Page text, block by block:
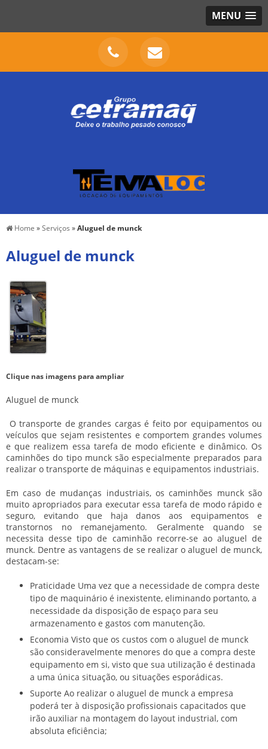
MENU
Home »Serviços »Aluguel de munck
Aluguel de munck
Clique nas imagens para ampliar
Aluguel de munck
O transporte de grandes cargas é feito por equipamentos ou
veículos que sejam resistentes e comportem grandes volumes
e que realizem essa tarefa de modo eficiente e dinâmico. Os
caminhões do tipo munck são especialmente preparados para
realizar o transporte de máquinas e equipamentos industriais.
Em caso de mudanças industriais, os caminhões munck são
muito apropriados para executar essa tarefa de modo rápido e
seguro, evitando que haja danos aos equipamentos e
transtornos no remanejamento. Geralmente quando se
necessita desse tipo de caminhão recorre-se ao aluguel de
munck. Dentre as vantagens de se realizar oaluguel de munck,
destacam-se:
Praticidade Uma vez que a necessidade de compra deste
tipo de maquinário é inexistente, eliminando portanto, a
necessidade da disposição de espaço para seu
armazenamento e gastos com manutenção.
Economia Visto que os custos com o aluguel de munck
são consideravelmente menores do que a compra deste
equipamento em si, visto que sua utilização é destinada
a uma única situação, ou situações esporádicas.
Suporte Ao realizar o aluguel de munck a empresa
poderá ter à disposição profissionais capacitados que
irão auxiliar na montagem do layout industrial, com
absoluta eficiência;